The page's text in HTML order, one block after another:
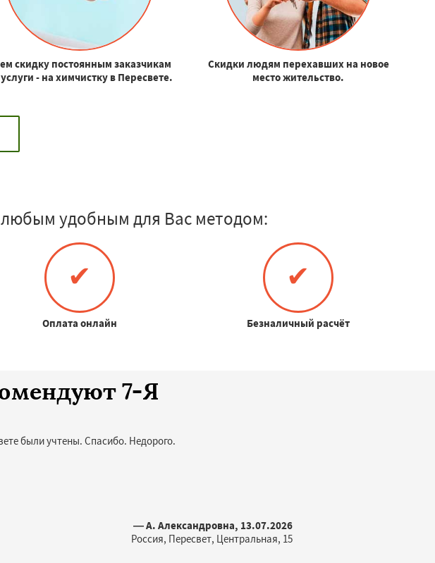
скидку постоянным заказчикам
- на химчистку в Пересвете.
Скидки людям перехавших на новое
место жительство.
любым удобным для Вас методом:
✔
Оплата онлайн
✔
Безналичный расчёт
7-Я
были учтены. Спасибо. Недорого.
— А. Александровна, 13.07.2026
Россия, Пересвет, Центральная, 15